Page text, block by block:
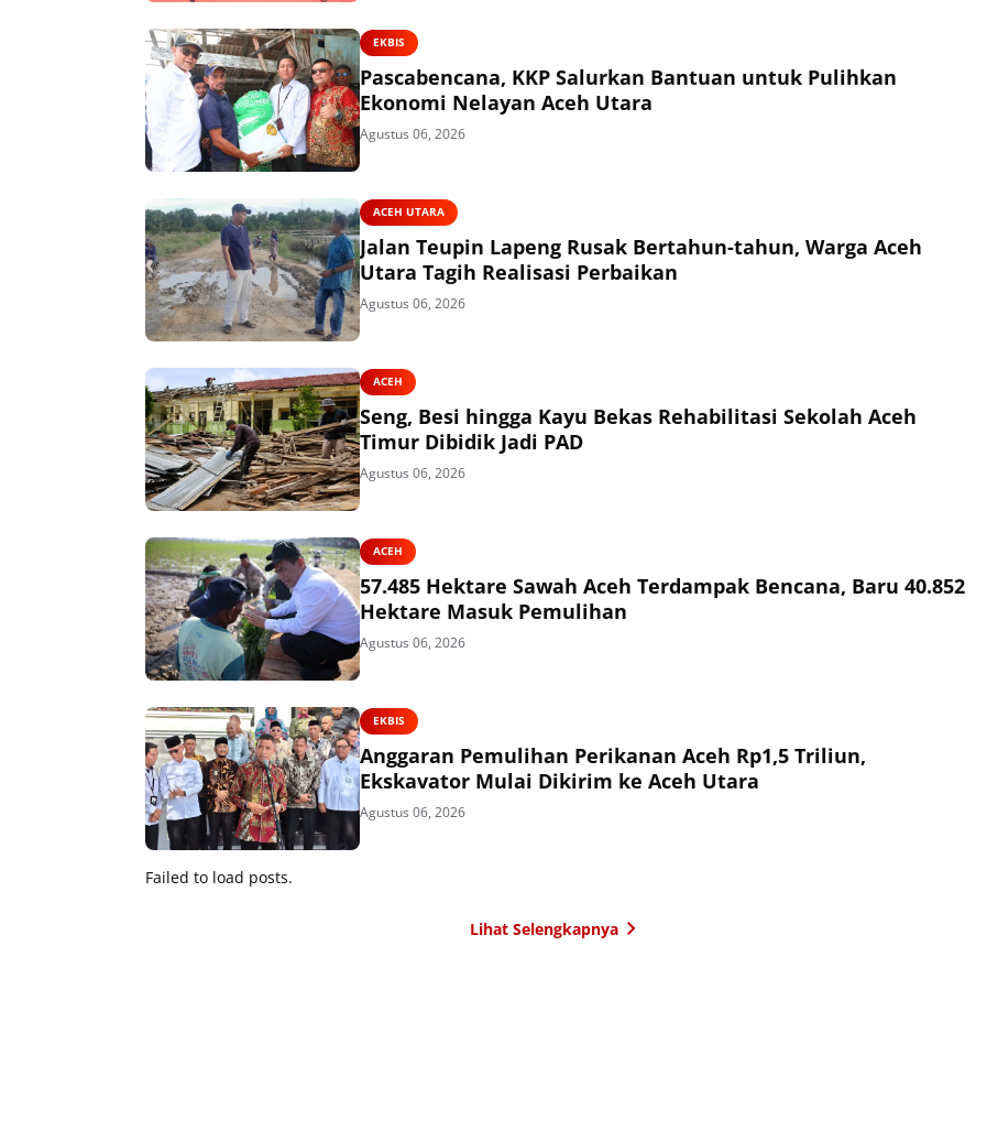
EKBIS
Pascabencana, KKP Salurkan Bantuan untuk Pulihkan
Ekonomi Nelayan Aceh Utara
Agustus 06, 2026
ACEH UTARA
Jalan Teupin Lapeng Rusak Bertahun-tahun, Warga Aceh
Utara Tagih Realisasi Perbaikan
Agustus 06, 2026
ACEH
Seng, Besi hingga Kayu Bekas Rehabilitasi Sekolah Aceh
Timur Dibidik Jadi PAD
Agustus 06, 2026
ACEH
57.485 Hektare Sawah Aceh Terdampak Bencana, Baru 40.852
Hektare Masuk Pemulihan
Agustus 06, 2026
EKBIS
Anggaran Pemulihan Perikanan Aceh Rp1,5 Triliun,
Ekskavator Mulai Dikirim ke Aceh Utara
Agustus 06, 2026
Failed to load posts.
Lihat Selengkapnya